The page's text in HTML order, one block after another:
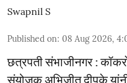
Swapnil S
Published on: 08 Aug 2026,
छत्रपती संभाजीनगर :
संयोजक अभिजीत दीपके